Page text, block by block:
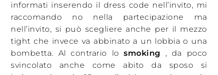
informati inserendo il dress code nell’invito, mi
raccomando no nella partecipazione ma
nell’invito, si può scegliere anche per il mezzo
tight che invece va abbinato a un lobbia o una
bombetta. Al contrario losmoking , da poco
svincolato anche come abito da sposo si